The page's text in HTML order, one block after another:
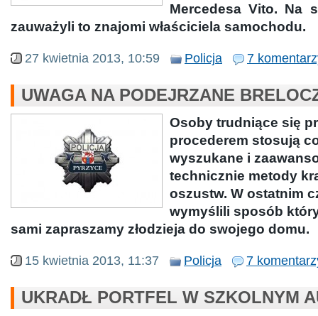
Mercedesa Vito. Na
zauważyli to znajomi właściciela samochodu.
27 kwietnia 2013, 10:59 Policja 7
UWAGA NA PODEJRZANE
Osoby trudniące się
procederem stosują
wyszukane i
technicznie metody
oszustw. W ostatnim
wymyślili sposób
sami zapraszamy złodzieja do swojego domu.
15 kwietnia 2013, 11:37 Policja 7
UKRADŁ PORTFEL W SZKOLNYM